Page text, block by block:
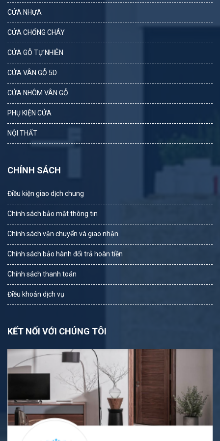
CỬA NHỰA
CỬA CHỐNG CHÁY
CỬA GỖ TỰ NHIÊN
CỬA VÂN GỖ 5D
CỬA NHÔM VÂN GỖ
PHỤ KIỆN CỬA
NỘI THẤT
CHÍNH SÁCH
Điều kiện giao dịch chung
Chính sách bảo mật thông tin
Chính sách vận chuyển và giao nhận
Chính sách bảo hành đổi trả hoàn tiền
Chính sách thanh toán
Điều khoản dịch vụ
KẾT NỐI VỚI CHÚNG TÔI